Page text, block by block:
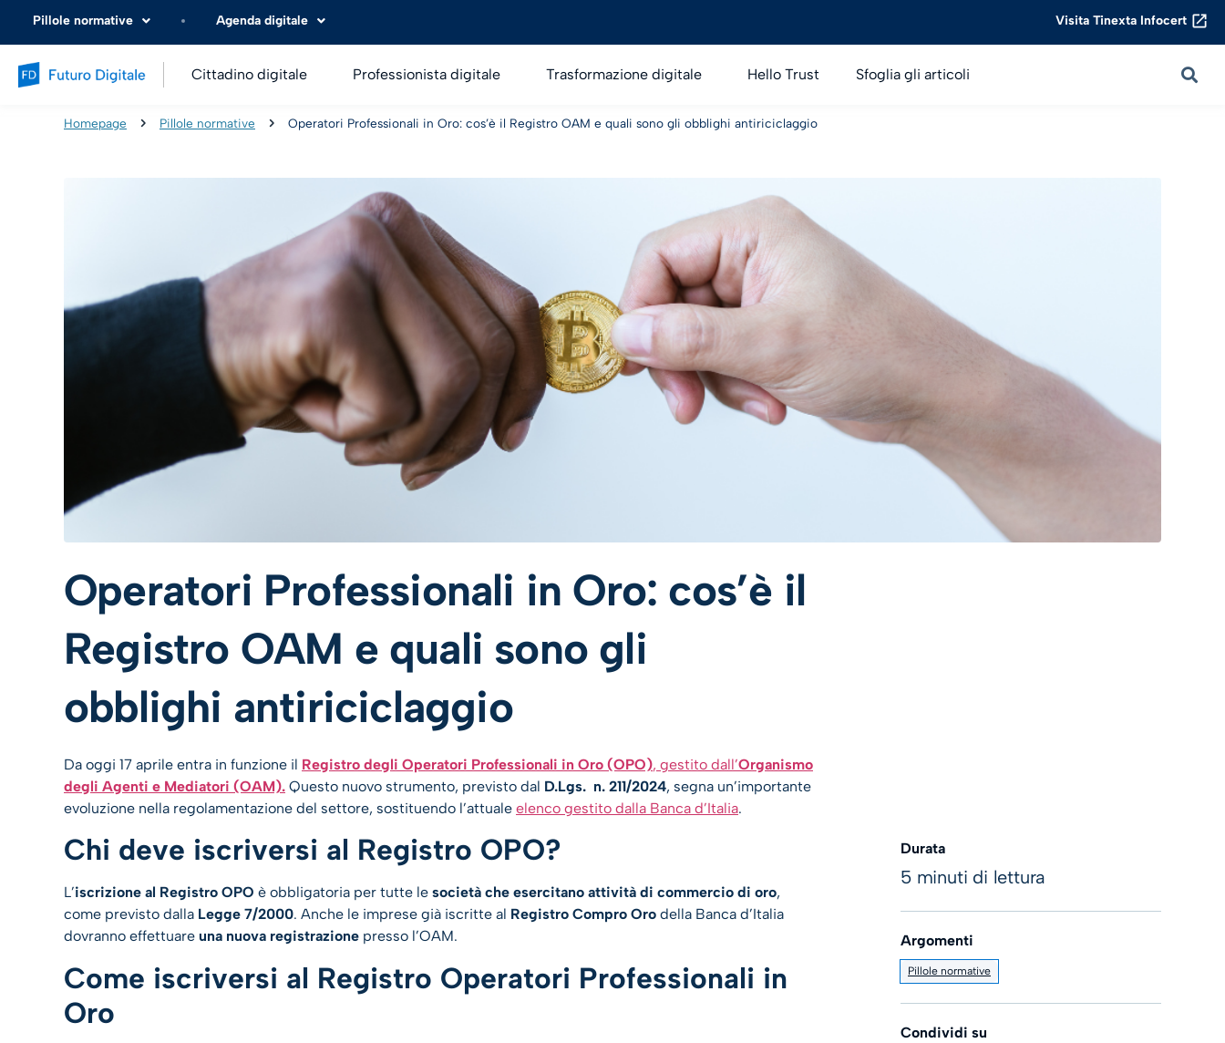
Pillole normative Agenda digitale Visita Tinexta Infocert
Cittadino digitale Professionista digitale Trasformazione digitale Hello Trust Sfoglia gli articoli
Homepage Pillole normative Operatori Professionali in Oro: cos’è il Registro OAM e quali sono gli obblighi antiriciclaggio
Operatori Professionali in Oro: cos’è il
Registro OAM e quali sono gli
obblighi antiriciclaggio
Da oggi 17 aprile entra in funzione il Registro degli Operatori Professionali in Oro (OPO), gestito dall’Organismo
degli Agenti e Mediatori (OAM). Questo nuovo strumento, previsto dal D.Lgs. n. 211/2024, segna un’importante
evoluzione nella regolamentazione del settore, sostituendo l’attuale elenco gestito dalla Banca d’Italia.
Chi deve iscriversi al Registro OPO?
L’iscrizione al Registro OPO è obbligatoria per tutte le società che esercitano attività di commercio di oro,
come previsto dalla Legge 7/2000. Anche le imprese già iscritte al Registro Compro Oro della Banca d’Italia
dovranno effettuare una nuova registrazione presso l’OAM.
Come iscriversi al Registro Operatori Professionali in
Oro
Durata
5 minuti di lettura
Argomenti
Pillole normative
Condividi su